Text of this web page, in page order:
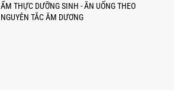
ẨM THỰC DƯỠNG SINH - ĂN UỐNG THEO
NGUYÊN TẮC ÂM DƯƠNG